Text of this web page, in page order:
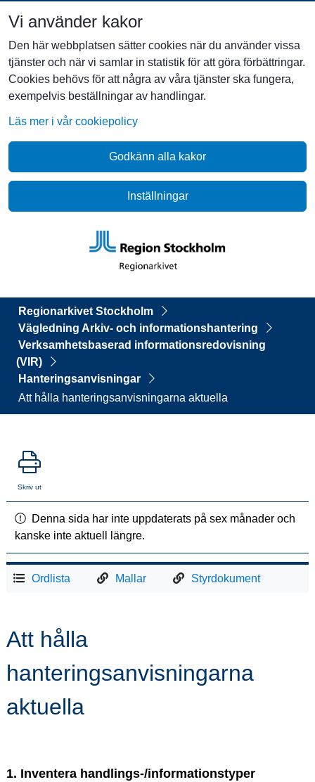
Vi använder kakor
Den här webbplatsen sätter cookies när du använder vissa
tjänster och när vi samlar in statistik för att göra förbättringar.
Cookies behövs för att några av våra tjänster ska fungera,
exempelvis beställningar av handlingar.
Läs mer i vår cookiepolicy
Godkänn alla kakor
Inställningar
Regionarkivet Stockholm
Vägledning Arkiv- och informationshantering
Verksamhetsbaserad informationsredovisning
(VIR)
Hanteringsanvisningar
Att hålla hanteringsanvisningarna aktuella
Skriv ut
Denna sida har inte uppdaterats på sex månader och
kanske inte aktuell längre.
Ordlista Mallar Styrdokument
Att hålla
hanteringsanvisningarna
aktuella
1. Inventera handlings-/informationstyper